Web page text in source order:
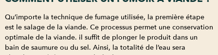
Qu’importe la technique de fumage utilisée, la première étape
est le salage de la viande. Ce processus permet une conservation
optimale de la viande. il suffit de plonger le produit dans un
bain de saumure ou du sel. Ainsi, la totalité de l’eau sera